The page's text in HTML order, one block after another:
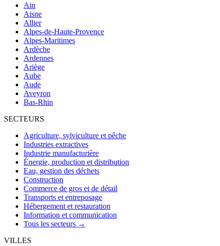
Ain
Aisne
Allier
Alpes-de-Haute-Provence
Alpes-Maritimes
Ardèche
Ardennes
Ariège
Aube
Aude
Aveyron
Bas-Rhin
SECTEURS
Agriculture, sylviculture et pêche
Industries extractives
Industrie manufacturière
Énergie, production et distribution
Eau, gestion des déchets
Construction
Commerce de gros et de détail
Transports et entreposage
Hébergement et restauration
Information et communication
Tous les secteurs →
VILLES